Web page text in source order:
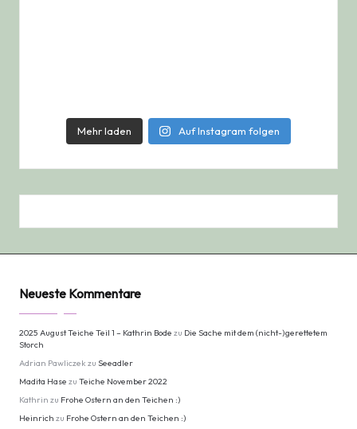
Mehr laden Auf Instagram folgen
Neueste Kommentare
2025 August Teiche Teil 1 – Kathrin Bode zu Die Sache mit dem (nicht-)gerettetem
Storch
Adrian Pawliczek zu Seeadler
Madita Hase zu Teiche November 2022
Kathrin zu Frohe Ostern an den Teichen :)
Heinrich zu Frohe Ostern an den Teichen :)